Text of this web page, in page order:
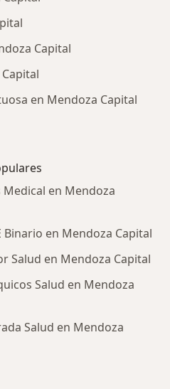
Capital
en Mendoza Capital
en Mendoza
en Mendoza Capital
Salud en Mendoza Capital
Salud en Mendoza
Salud en Mendoza